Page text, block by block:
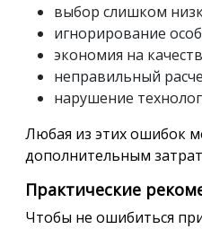
выбор слишком
игнорирование
экономия на
неправильный
нарушение
Любая из этих ошибок
дополнительным
Практические
Чтобы не ошибиться